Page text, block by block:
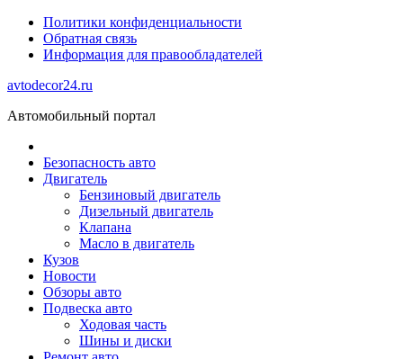
Политики конфиденциальности
Обратная связь
Информация для правообладателей
avtodecor24.ru
Автомобильный портал
Безопасность авто
Двигатель
Бензиновый двигатель
Дизельный двигатель
Клапана
Масло в двигатель
Кузов
Новости
Обзоры авто
Подвеска авто
Ходовая часть
Шины и диски